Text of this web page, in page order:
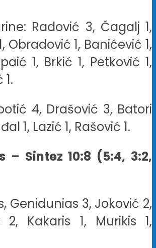
Radović 3, Čagalj 1,
Obradović 1, Banićević 1,
1, Brkić 1, Petković 1,
4, Drašović 3, Batori
1, Lazić 1, Rašović 1.
– Sintez 10:8 (5:4, 3:2,
Genidunias 3, Joković 2,
2, Kakaris 1, Murikis 1,